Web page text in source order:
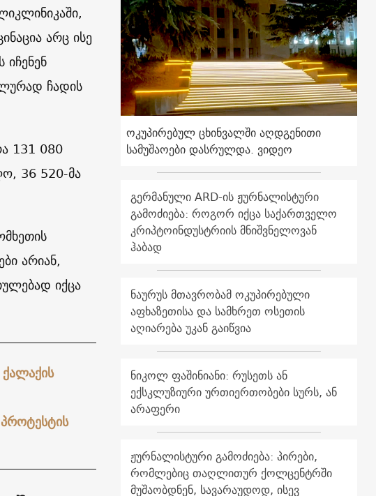
არც ისე
ჩადის
131 080
36 520-მა
არიან,
იქცა
ოკუპირებულ ცხინვალში აღდგენითი
სამუშაოები დასრულდა. ვიდეო
გერმანული ARD-ის ჟურნალისტური
გამოძიება: როგორ იქცა საქართველო
კრიპტოინდუსტრიის მნიშვნელოვან
ჰაბად
ნაურუს მთავრობამ ოკუპირებული
აფხაზეთისა და სამხრეთ ოსეთის
აღიარება უკან გაიწვია
ნიკოლ ფაშინიანი: რუსეთს ან
ექსკლუზიური ურთიერთობები სურს, ან
არაფერი
ჟურნალისტური გამოძიება: პირები,
რომლებიც თაღლითურ ქოლცენტრში
მუშაობდნენ, სავარაუდოდ, ისევ